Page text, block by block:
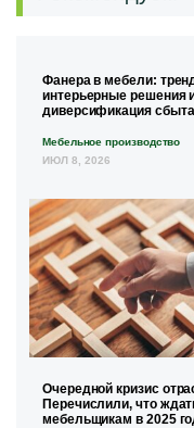
Фанера в мебели:
интерьерные решения
диверсификация сбыта
Мебельное производство
ИЮЛ 8, 2026
Очередной кризис
Перечислили, что
мебельщикам в 2025